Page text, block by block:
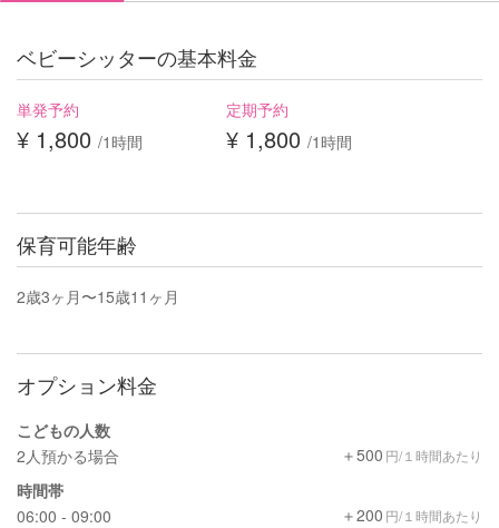
ベビーシッターの基本料金
単発予約
¥ 1,800 /1時間
定期予約
¥ 1,800 /1時間
保育可能年齢
2歳3ヶ月〜15歳11ヶ月
オプション料金
こどもの人数
2人預かる場合
＋500 円/１時間あたり
時間帯
06:00 - 09:00
＋200 円/１時間あたり